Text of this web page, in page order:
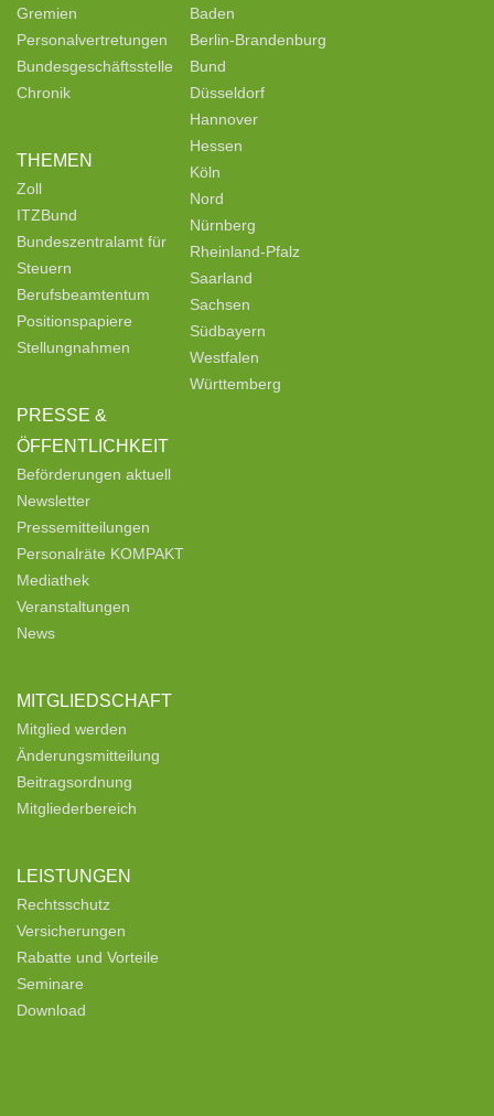
Gremien
Personalvertretungen
Bundesgeschäftsstelle
Chronik
THEMEN
Zoll
ITZBund
Bundeszentralamt für
Steuern
Berufsbeamtentum
Positionspapiere
Stellungnahmen
PRESSE &
ÖFFENTLICHKEIT
Beförderungen aktuell
Newsletter
Pressemitteilungen
Personalräte KOMPAKT
Mediathek
Veranstaltungen
News
MITGLIEDSCHAFT
Mitglied werden
Änderungsmitteilung
Beitragsordnung
Mitgliederbereich
LEISTUNGEN
Rechtsschutz
Versicherungen
Rabatte und Vorteile
Seminare
Download
Baden
Berlin-Brandenburg
Bund
Düsseldorf
Hannover
Hessen
Köln
Nord
Nürnberg
Rheinland-Pfalz
Saarland
Sachsen
Südbayern
Westfalen
Württemberg